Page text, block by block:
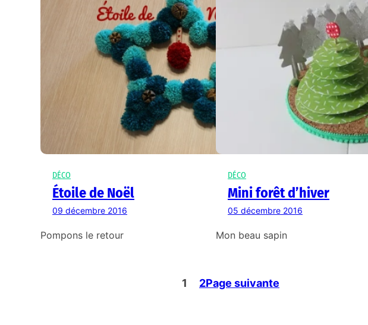
DÉCO
Étoile de Noël
09 décembre 2016
Pompons le retour
DÉCO
Mini forêt d’hiver
05 décembre 2016
Mon beau sapin
1 2Page suivante